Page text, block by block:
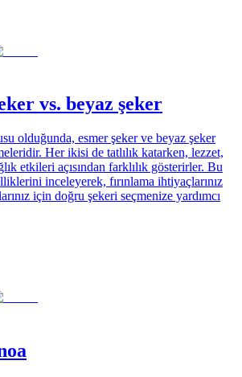
vs. beyaz şeker
olduğunda, esmer şeker ve beyaz şeker
Her ikisi de tatlılık katarken, lezzet,
etkileri açısından farklılık gösterirler. Bu
inceleyerek, fırınlama ihtiyaçlarınız
için doğru şekeri seçmenize yardımcı